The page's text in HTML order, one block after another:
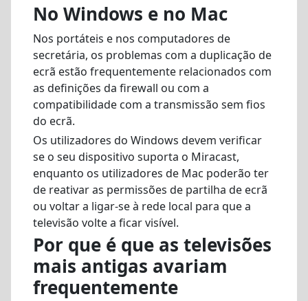
No Windows e no Mac
Nos portáteis e nos computadores de
secretária, os problemas com a duplicação de
ecrã estão frequentemente relacionados com
as definições da firewall ou com a
compatibilidade com a transmissão sem fios
do ecrã.
Os utilizadores do Windows devem verificar
se o seu dispositivo suporta o Miracast,
enquanto os utilizadores de Mac poderão ter
de reativar as permissões de partilha de ecrã
ou voltar a ligar-se à rede local para que a
televisão volte a ficar visível.
Por que é que as televisões
mais antigas avariam
frequentemente